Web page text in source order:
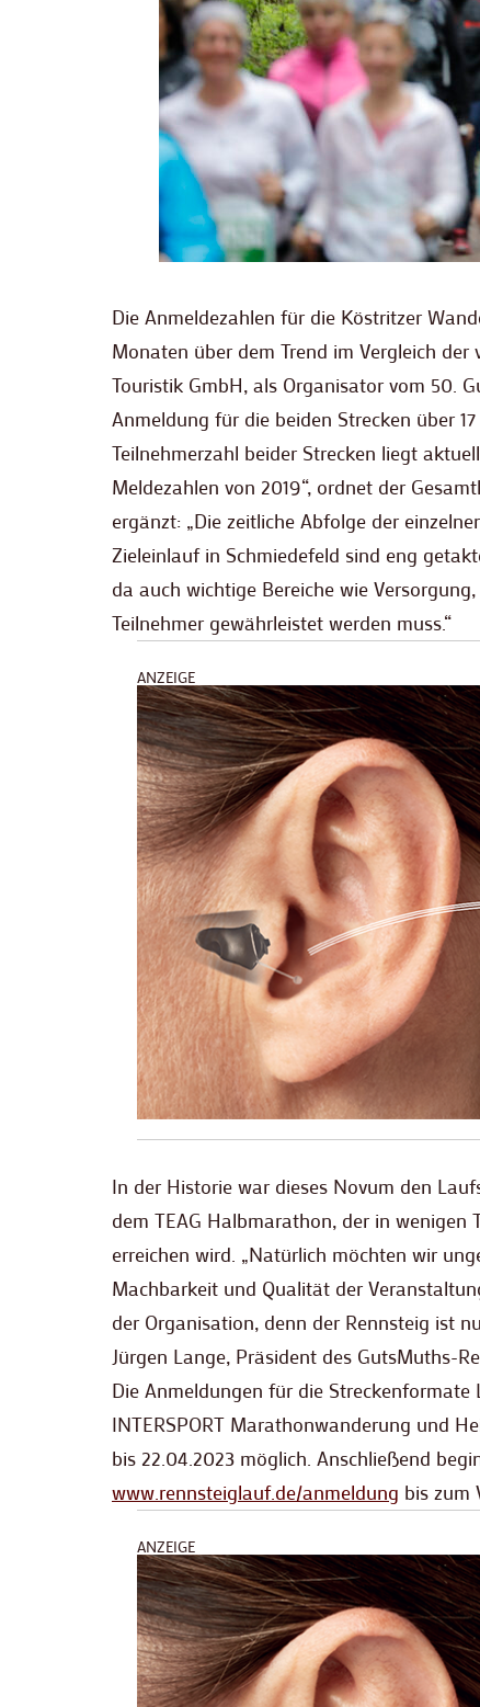
Die Anmeldezahlen für die Köstritzer
Monaten über dem Trend im Vergleich
Touristik GmbH, als Organisator vom 50.
Anmeldung für die beiden Strecken über
Teilnehmerzahl beider Strecken liegt
Meldezahlen von 2019“, ordnet der
ergänzt: „Die zeitliche Abfolge der
Zieleinlauf in Schmiedefeld sind eng
da auch wichtige Bereiche wie
Teilnehmer gewährleistet werden muss.“
ANZEIGE
In der Historie war dieses Novum den
dem TEAG Halbmarathon, der in wenigen
erreichen wird. „Natürlich möchten wir
Machbarkeit und Qualität der
der Organisation, denn der Rennsteig ist
Jürgen Lange, Präsident des GutsMuths-
Die Anmeldungen für die Streckenformate
INTERSPORT Marathonwanderung und
bis 22.04.2023 möglich. Anschließend
www.rennsteiglauf.de/anmeldung bis zum
ANZEIGE